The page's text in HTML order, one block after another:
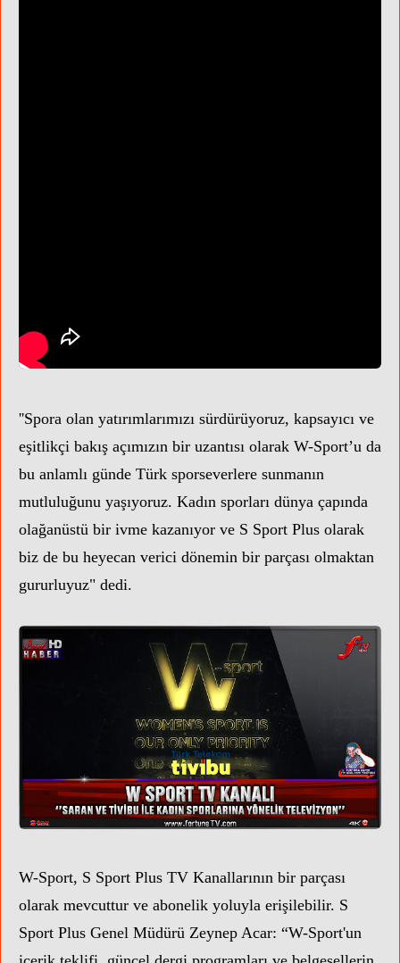
''Spora olan yatırımlarımızı sürdürüyoruz, kapsayıcı ve
eşitlikçi bakış açımızın bir uzantısı olarak W-Sport’u da
bu anlamlı günde Türk sporseverlere sunmanın
mutluluğunu yaşıyoruz. Kadın sporları dünya çapında
olağanüstü bir ivme kazanıyor ve S Sport Plus olarak
biz de bu heyecan verici dönemin bir parçası olmaktan
gururluyuz" dedi.
W-Sport, S Sport Plus TV Kanallarının bir parçası
olarak mevcuttur ve abonelik yoluyla erişilebilir. S
Sport Plus Genel Müdürü Zeynep Acar: “W-Sport'un